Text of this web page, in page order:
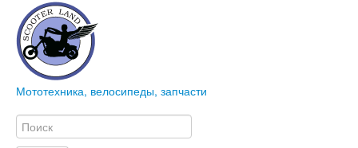
Мототехника, велосипеды, запчасти